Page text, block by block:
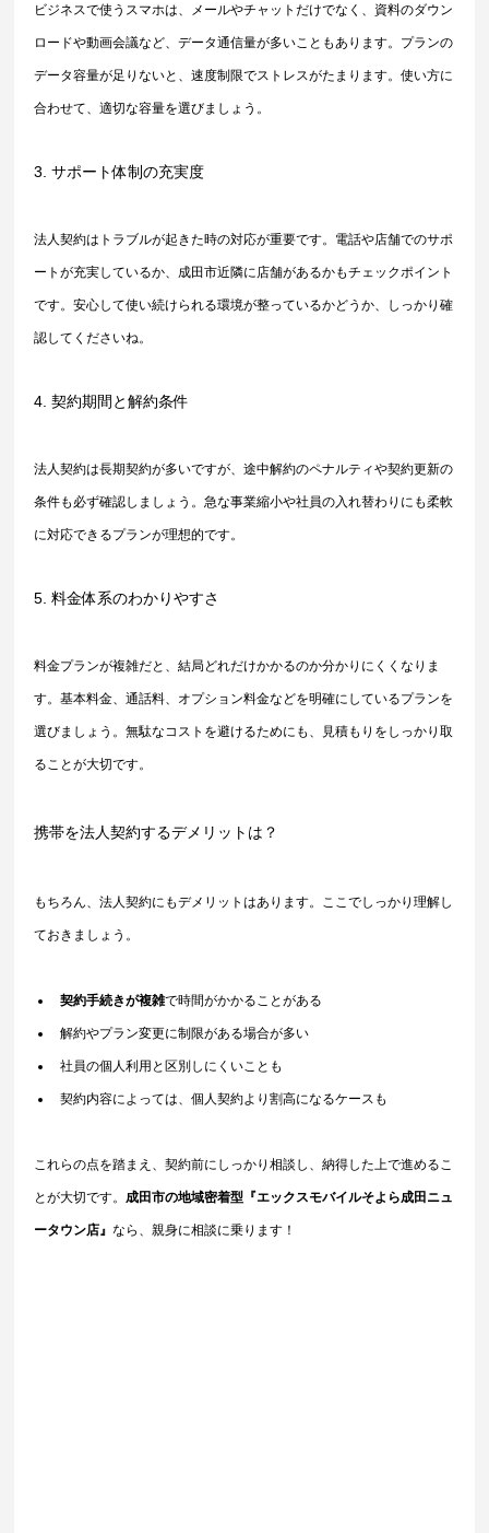
ビジネスで使うスマホは、メールやチャットだけでなく、資料のダウン
ロードや動画会議など、データ通信量が多いこともあります。プランの
データ容量が足りないと、速度制限でストレスがたまります。使い方に
合わせて、適切な容量を選びましょう。
3. サポート体制の充実度
法人契約はトラブルが起きた時の対応が重要です。電話や店舗でのサポ
ートが充実しているか、成田市近隣に店舗があるかもチェックポイント
です。安心して使い続けられる環境が整っているかどうか、しっかり確
認してくださいね。
4. 契約期間と解約条件
法人契約は長期契約が多いですが、途中解約のペナルティや契約更新の
条件も必ず確認しましょう。急な事業縮小や社員の入れ替わりにも柔軟
に対応できるプランが理想的です。
5. 料金体系のわかりやすさ
料金プランが複雑だと、結局どれだけかかるのか分かりにくくなりま
す。基本料金、通話料、オプション料金などを明確にしているプランを
選びましょう。無駄なコストを避けるためにも、見積もりをしっかり取
ることが大切です。
携帯を法人契約するデメリットは？
もちろん、法人契約にもデメリットはあります。ここでしっかり理解し
ておきましょう。
契約手続きが複雑で時間がかかることがある
解約やプラン変更に制限がある場合が多い
社員の個人利用と区別しにくいことも
契約内容によっては、個人契約より割高になるケースも
これらの点を踏まえ、契約前にしっかり相談し、納得した上で進めるこ
とが大切です。成田市の地域密着型『エックスモバイルそよら成田ニュ
ータウン店』なら、親身に相談に乗ります！